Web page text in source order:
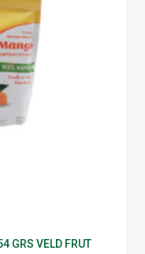
GRS VELD FRUT